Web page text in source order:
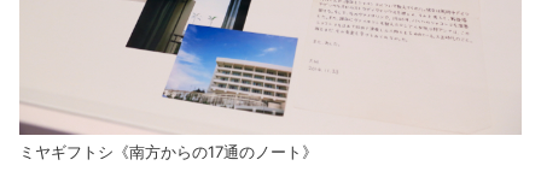
ミヤギフトシ《南方からの17通のノート》